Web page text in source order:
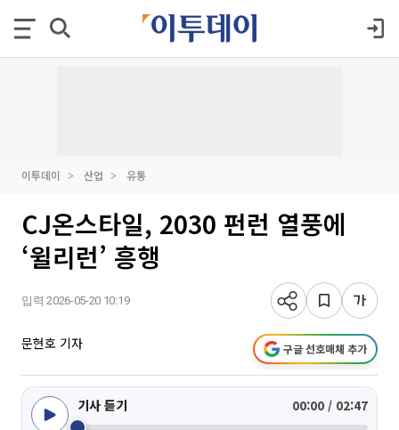
이투데이 산업 유통
CJ온스타일, 2030 펀런 열풍에
‘윌리런’ 흥행
입력 2026-05-20 10:19
문현호 기자 구글 선호매체 추가
기사 듣기 00:00 / 02:47